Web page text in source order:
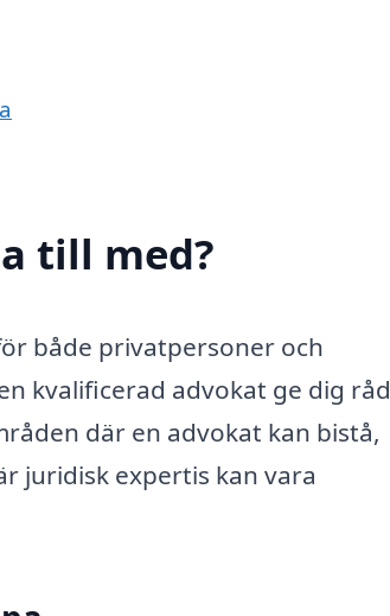
till med?
både privatpersoner och
kvalificerad advokat ge dig råd
där en advokat kan bistå,
juridisk expertis kan vara